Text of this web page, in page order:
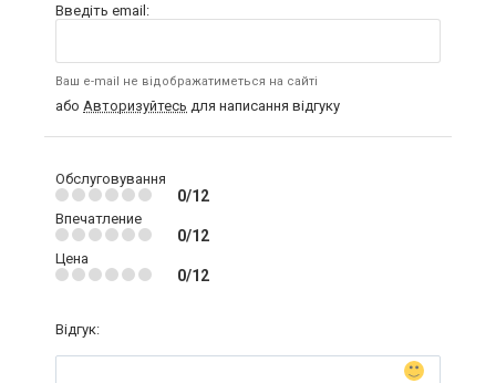
Введіть email:
Ваш e-mail не відображатиметься на сайті
або Авторизуйтесь для написання відгуку
Обслуговування
0/12
Впечатление
0/12
Цена
0/12
Відгук: